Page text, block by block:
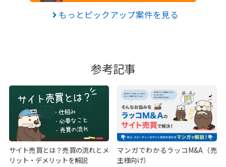
もっとピックアップ案件を見る
参考記事
サイト売買とは？売買の流れとメ
リット・デメリットを解説
マンガでわかるラッコM&A（売
主様向け）